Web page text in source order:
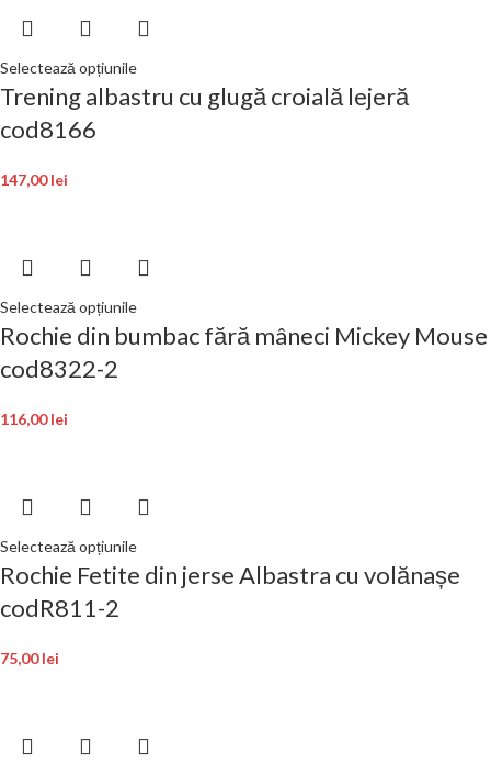
Selectează opțiunile
Trening albastru cu glugă croială lejeră
cod8166
147,00lei
Selectează opțiunile
Rochie din bumbac fără mâneci Mickey Mouse
cod8322-2
116,00lei
Selectează opțiunile
Rochie Fetite din jerse Albastra cu volănașe
codR811-2
75,00lei